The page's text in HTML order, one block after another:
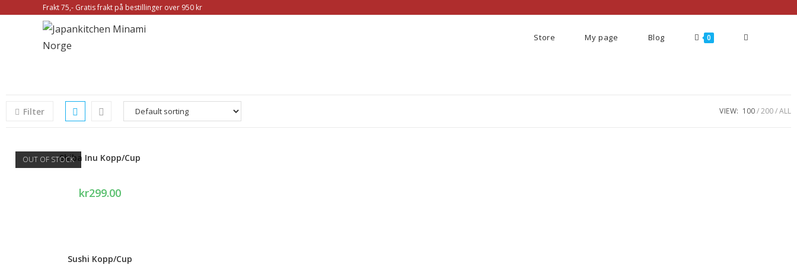
Frakt 75,- Gratis frakt på bestillinger over 950 kr
Store My page Blog 0
Filter VIEW: 100 200 ALL
OUT OF STOCKShiba Inu Kopp/Cup
kr299.00
Sushi Kopp/Cup